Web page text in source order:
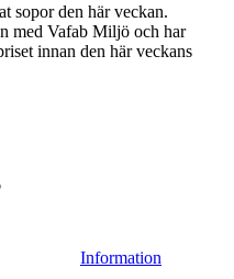
sopor den här veckan.
med Vafab Miljö och har
innan den här veckans
Information